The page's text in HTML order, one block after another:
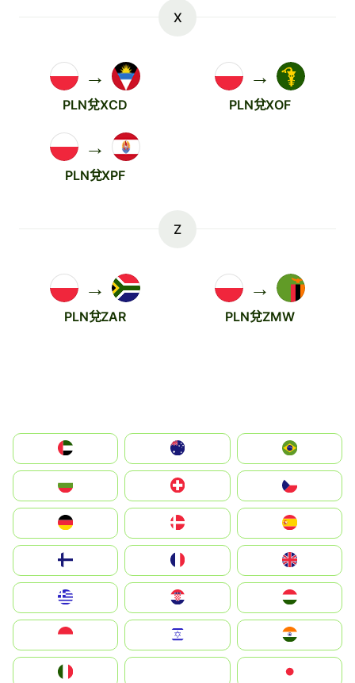
X
→
PLN兌XCD
→
PLN兌XOF
→
PLN兌XPF
Z
→
PLN兌ZAR
→
PLN兌ZMW
الإمارات العربية المتحدة
Switzerland
Deutschland
United Kingdom
Magyarország